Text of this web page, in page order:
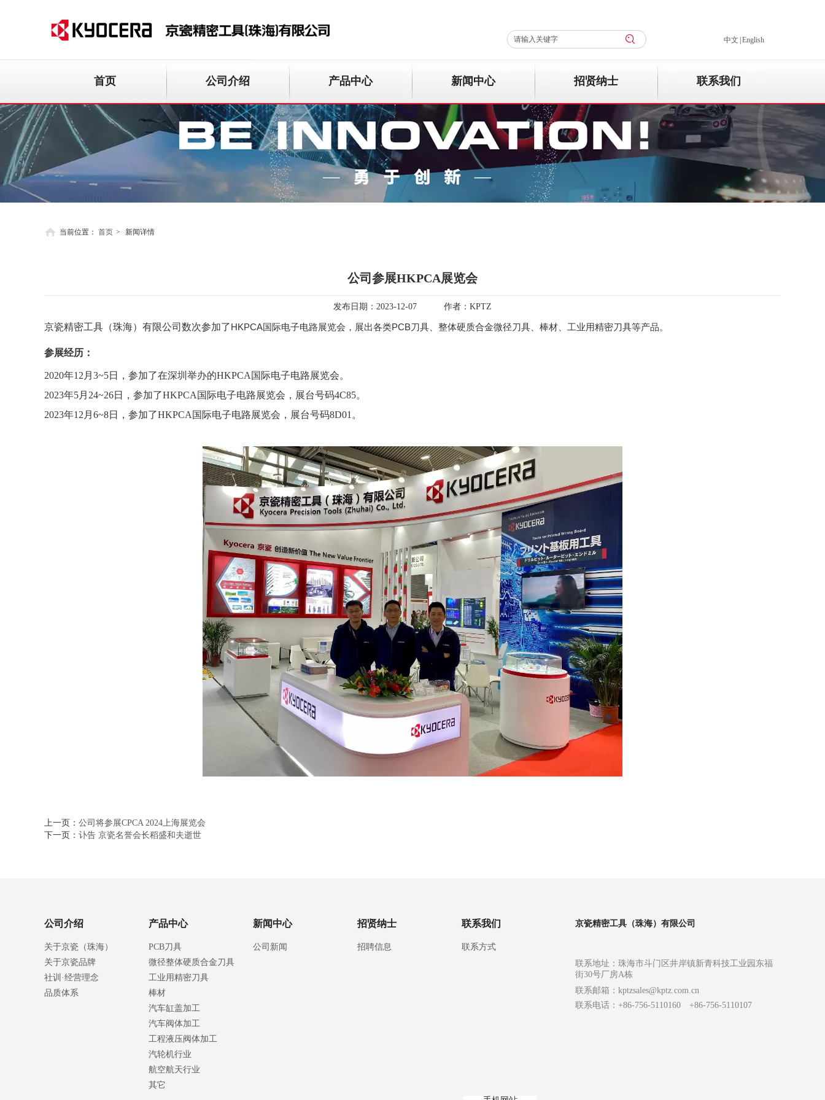
中文 English
首页 公司介绍 产品中心 新闻中心 招贤纳士 联系我们
当前位置： 首页 > 新闻详情
公司参展HKPCA展览会
发布日期： 2023-12-07 作者： KPTZ
京瓷精密工具（珠海）有限公司数次参加了HKPCA国际电子电路展览会，展出各类PCB刀具、整体硬质合金微径刀具、棒材、工业用精密刀具等产品。
参展经历：
2020年12月3~5日，参加了在深圳举办的HKPCA国际电子电路展览会。
2023年5月24~26日，参加了HKPCA国际电子电路展览会，展台号码4C85。
2023年12月6~8日，参加了HKPCA国际电子电路展览会，展台号码8D01。
上一页： 公司将参展CPCA 2024上海展览会
下一页： 讣告 京瓷名誉会长稻盛和夫逝世
京瓷精密工具（珠海）有限公司
联系地址：珠海市斗门区井岸镇新青科技工业园东福
街30号厂房A栋
联系邮箱： kptzsales@kptz.com.cn
联系电话：+86-756-5110160 +86-756-5110107
公司介绍
关于京瓷（珠海）
关于京瓷品牌
社训·经营理念
品质体系
产品中心
PCB刀具
微径整体硬质合金刀具
工业用精密刀具
棒材
汽车缸盖加工
汽车阀体加工
工程液压阀体加工
汽轮机行业
航空航天行业
其它
新闻中心
公司新闻
招贤纳士
招聘信息
联系我们
联系方式